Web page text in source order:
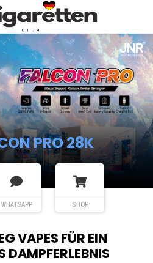
HOOKAH MAX
WHATSAPP SHOP
VAPES FÜR EIN
DAMPFERLEBNIS